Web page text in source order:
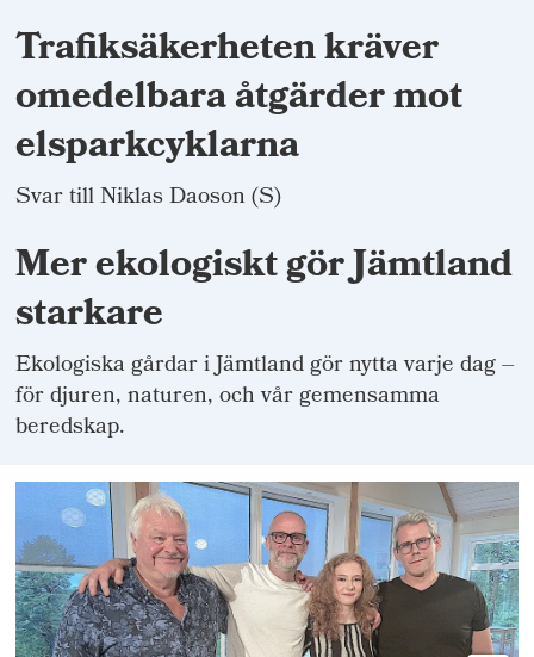
Trafiksäkerheten kräver
omedelbara åtgärder mot
elsparkcyklarna
Svar till Niklas Daoson (S)
Mer ekologiskt gör Jämtland
starkare
Ekologiska gårdar i Jämtland gör nytta varje dag –
för djuren, naturen, och vår gemensamma
beredskap.